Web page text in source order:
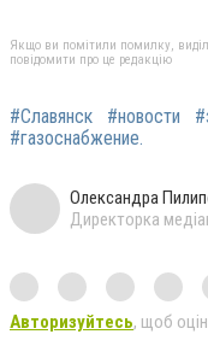
Якщо ви помітили помилку,
повідомити про це редакцію
#Славянск #новости
#газоснабжение.
Олександра
Директорка
Авторизуйтесь, щоб